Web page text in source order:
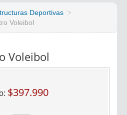
Deportivas
Voleibol
Voleibol
$397.990